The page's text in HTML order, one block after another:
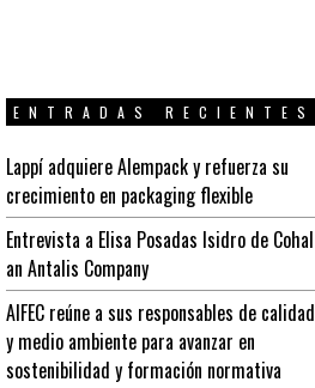
ENTRADAS RECIENTES
Lappí adquiere Alempack y refuerza su
crecimiento en packaging flexible
Entrevista a Elisa Posadas Isidro de Cohal
an Antalis Company
AIFEC reúne a sus responsables de calidad
y medio ambiente para avanzar en
sostenibilidad y formación normativa